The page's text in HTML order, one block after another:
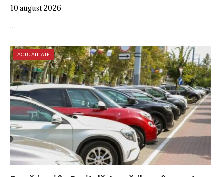
10 august 2026
…
ACTUALITATE